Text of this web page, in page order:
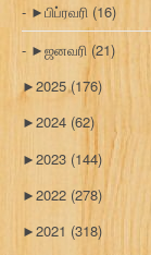
►பிப்ரவரி (16)
►ஜனவரி (21)
►2025(176)
►2024 (62)
►2023 (144)
►2022 (278)
►2021 (318)